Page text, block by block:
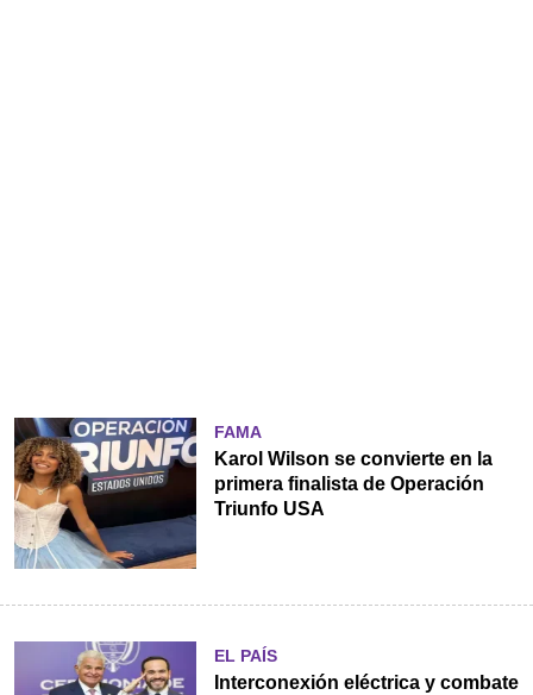
FAMA
Karol Wilson se convierte en la
primera finalista de Operación
Triunfo USA
EL PAÍS
Interconexión eléctrica y combate